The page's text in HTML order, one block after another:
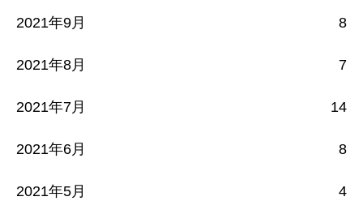
2021年9月 8
2021年8月 7
2021年7月 14
2021年6月 8
2021年5月 4